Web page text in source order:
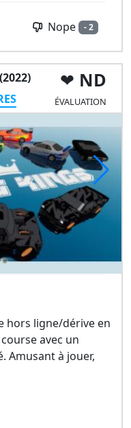
Nope - 2
(2022)
ND
ÉVALUATION
hors ligne/dérive en
avec un
Amusant à jouer,